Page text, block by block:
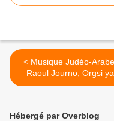
< Musique Judéo-Arabe,
Raoul Journo, Orgsi ya
ragassa
Hébergé par Overblog